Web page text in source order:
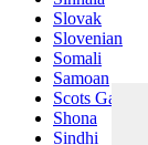
Slovak
Slovenian
Somali
Samoan
Scots Gaelic
Shona
Sindhi